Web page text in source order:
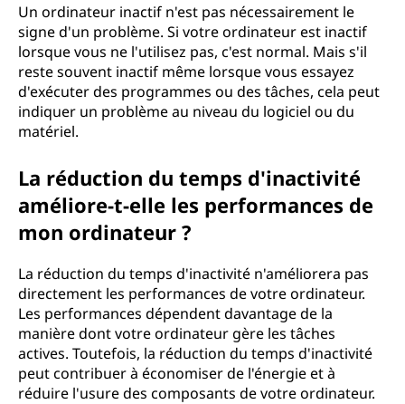
Un ordinateur inactif n'est pas nécessairement le
signe d'un problème. Si votre ordinateur est inactif
lorsque vous ne l'utilisez pas, c'est normal. Mais s'il
reste souvent inactif même lorsque vous essayez
d'exécuter des programmes ou des tâches, cela peut
indiquer un problème au niveau du logiciel ou du
matériel.
La réduction du temps d'inactivité
améliore-t-elle les performances de
mon ordinateur ?
La réduction du temps d'inactivité n'améliorera pas
directement les performances de votre ordinateur.
Les performances dépendent davantage de la
manière dont votre ordinateur gère les tâches
actives. Toutefois, la réduction du temps d'inactivité
peut contribuer à économiser de l'énergie et à
réduire l'usure des composants de votre ordinateur.